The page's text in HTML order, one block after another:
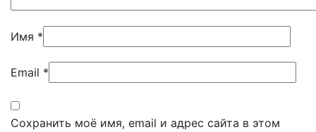
Имя *
Email *
Сохранить моё имя, email и адрес сайта в этом